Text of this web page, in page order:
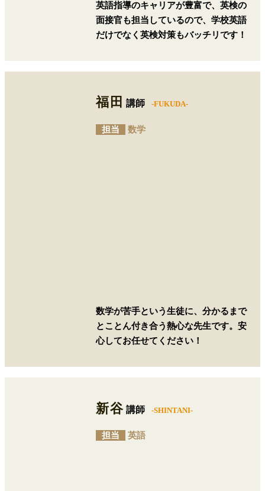
英語指導のキャリアが豊富で、英検の
面接官も担当しているので、学校英語
だけでなく英検対策もバッチリです！
福田 講師 -FUKUDA-
担当 数学
数学が苦手という生徒に、分かるまで
とことん付き合う熱心な先生です。安
心してお任せてください！
新谷 講師 -SHINTANI-
担当 英語